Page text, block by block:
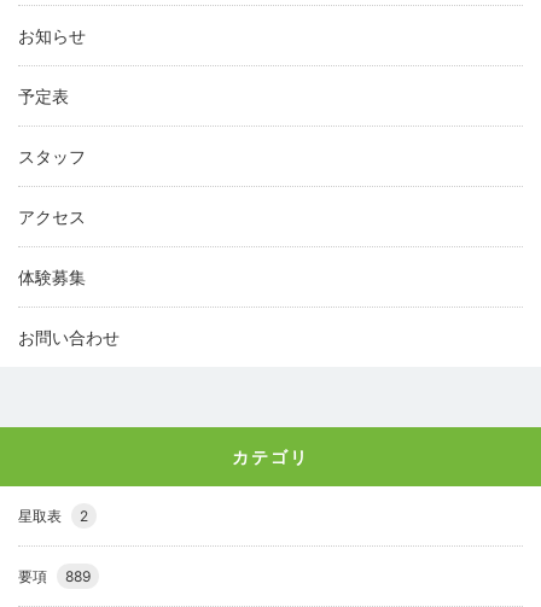
お知らせ
予定表
スタッフ
アクセス
体験募集
お問い合わせ
カテゴリ
星取表 2
要項 889